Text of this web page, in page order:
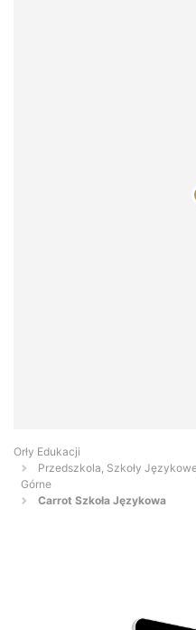
Orły Edukacji
Przedszkola, Szkoły
Górne
Carrot Szkoła Językowa